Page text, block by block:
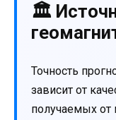
🏛️
Точность
зависит от
получаемых от